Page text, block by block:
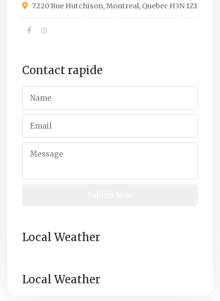
7220 Rue Hutchison, Montreal, Quebec H3N 1Z1
Contact rapide
Local Weather
Local Weather